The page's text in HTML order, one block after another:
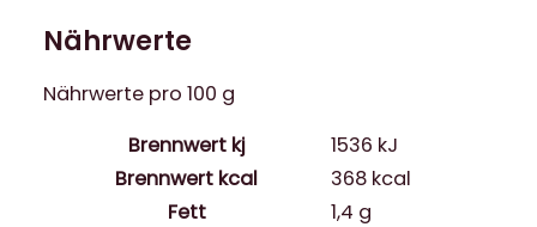
Nährwerte
Nährwerte pro 100 g
Brennwert kj
1536 kJ
Brennwert kcal
368 kcal
Fett
1,4 g